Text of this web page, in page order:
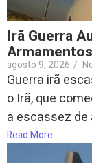
Irã Guerra
agosto 9, 2026 /
Guerra irã
o Irã, que
a escassez de
Read More